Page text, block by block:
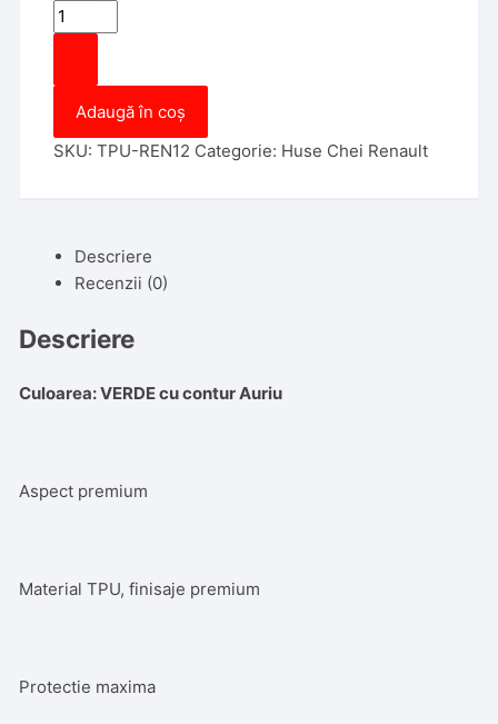
Cantitate
Husa
Renault
Megane,
Kadjar,
4
Butoane
Tpu,
Verde
Adaugă în coș
SKU:TPU-REN12 Categorie: Huse Chei Renault
Descriere
Recenzii (0)
Descriere
Culoarea: VERDE cu contur Auriu
Aspect premium
Material TPU, finisaje premium
Protectie maxima